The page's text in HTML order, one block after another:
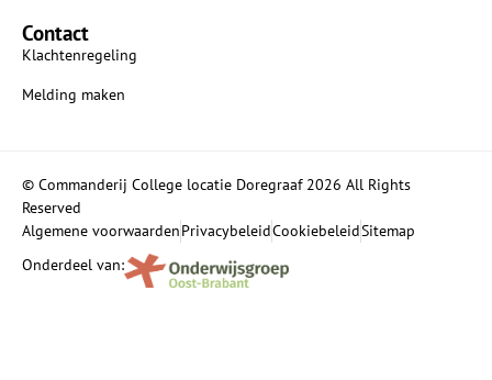
Contact
Klachtenregeling
Melding maken
© Commanderij College locatie Doregraaf 2026 All Rights
Reserved
Algemene voorwaardenPrivacybeleidCookiebeleidSitemap
Onderdeel van: